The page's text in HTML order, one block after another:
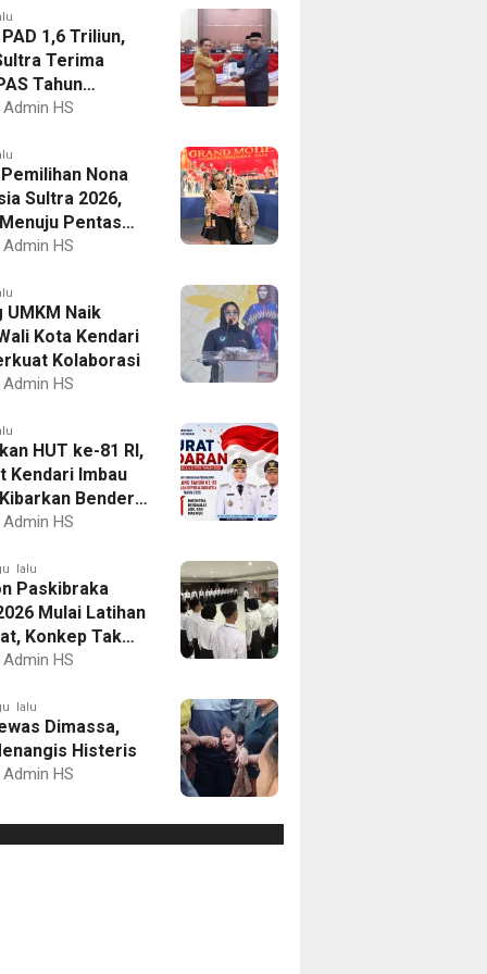
1,6 Triliun,
Terima
Tahun
2027
Admin HS
Nona
Sultra 2026,
Pentas
Admin HS
UMKM Naik
Kota Kendari
Kolaborasi
Admin HS
HUT ke-81 RI,
Kendari Imbau
Bendera
dan Gelar
Admin HS
lalu
Paskibraka
Mulai Latihan
Konkep Tak
Admin HS
lalu
Dimassa,
Histeris
Admin HS